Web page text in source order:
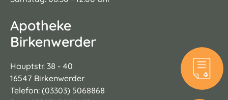
Apotheke
Birkenwerder
Hauptstr. 38 - 40
16547 Birkenwerder
Telefon: (03303) 5068868